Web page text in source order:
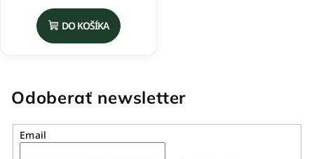
DO KOŠÍKA
Odoberať newsletter
Email